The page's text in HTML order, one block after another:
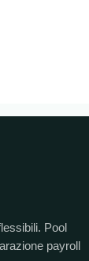
Pool
payroll